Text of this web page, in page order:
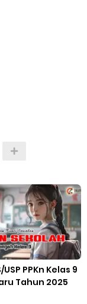
USP PPKn Kelas 9
Tahun 2025